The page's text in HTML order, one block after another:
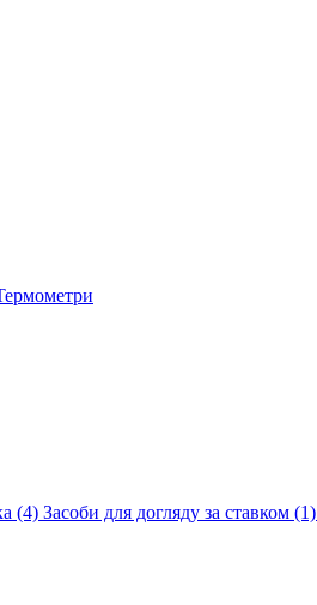
(4) Засоби для догляду за ставком (1)